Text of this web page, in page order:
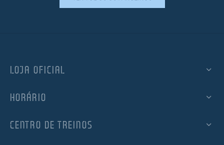
LOJA OFICIAL
HORÁRIO
CENTRO DE TREINOS